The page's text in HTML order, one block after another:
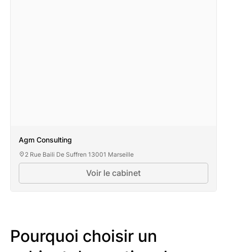
Agm Consulting
2 Rue Baili De Suffren 13001 Marseille
Voir le cabinet
Pourquoi choisir un